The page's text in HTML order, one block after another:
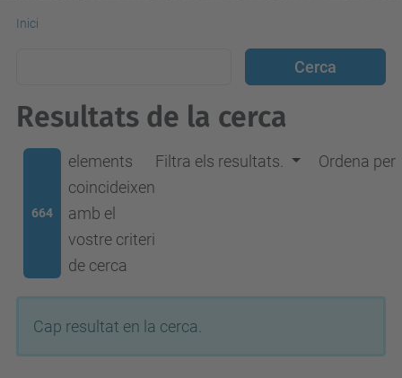
Inici
Resultats de la cerca
664
elements
coincideixen
amb el
vostre criteri
de cerca
Filtra els resultats. Ordena per
Cap resultat en la cerca.